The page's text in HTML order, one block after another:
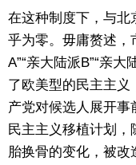
在这种制度下，与北
乎为零。毋庸赘述，
A”“亲大陆派B”“亲大
了欧美型的民主主
产党对候选人展开事
民主主义移植计划
胎换骨的变化，被